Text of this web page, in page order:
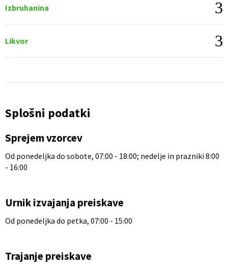
Izbruhanina
Likvor
Splošni podatki
Sprejem vzorcev
Od ponedeljka do sobote, 07:00 - 18:00; nedelje in prazniki 8:00
- 16:00
Urnik izvajanja preiskave
Od ponedeljka do petka, 07:00 - 15:00
Trajanje preiskave